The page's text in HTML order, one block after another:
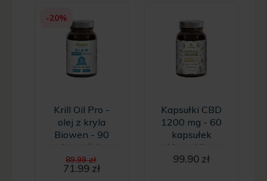
-20%
Krill Oil Pro -
olej z kryla
Biowen - 90
kapsułek
89.99zł
cena
71.99 zł
Kapsułki CBD
1200 mg - 60
kapsułek
HempKing
99.90 zł